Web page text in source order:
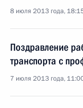
8 июля 2013 года,
Поздравление
транспорта с
7 июля 2013 года,